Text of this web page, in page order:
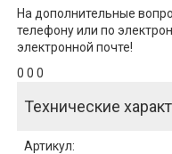
На дополнительные
телефону или по
электронной почте!
0 0 0
Технические
Артикул: